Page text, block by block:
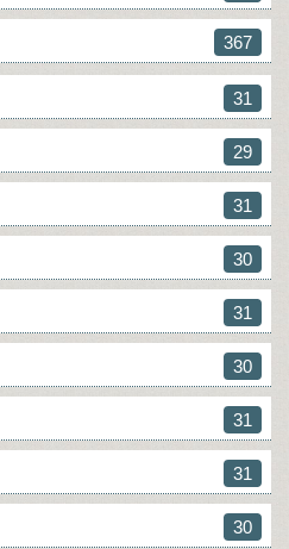
367
31
29
31
30
31
30
31
31
30